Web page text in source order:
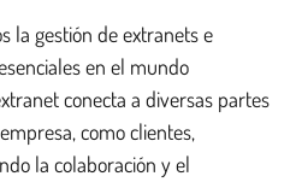
la gestión de extranets e
en el mundo
conecta a diversas partes
como clientes,
la colaboración y el